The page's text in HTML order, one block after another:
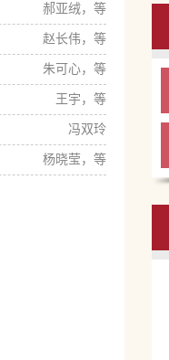
郝亚绒，等
赵长伟，等
朱可心，等
王宇，等
冯双玲
杨晓莹，等